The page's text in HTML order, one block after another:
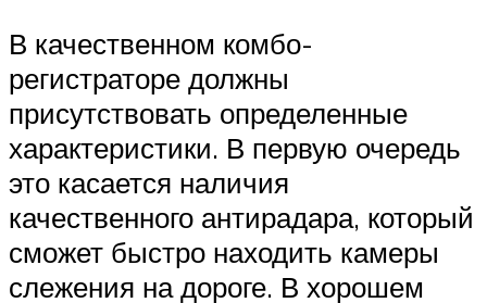
В качественном комбо-
регистраторе должны
присутствовать определенные
характеристики. В первую очередь
это касается наличия
качественного антирадара, который
сможет быстро находить камеры
слежения на дороге. В хорошем